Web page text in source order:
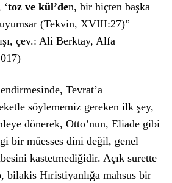
toz ve kül’den, bir hiçten başka
(Tekvin, XVIII:27)”
çev.: Ali Berktay, Alfa
Tevrat’a
söylememiz gereken ilk şey,
dönerek, Otto’nun, Eliade gibi
bir müesses dini değil, genel
kastetmediğidir. Açık surette
Hıristiyanlığa mahsus bir